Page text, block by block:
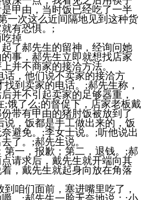
甲由，当时饭已经吃了一半
一次这么近间隔地见到这种货
有恐惧。;
掉
郝先生的留神，经询问她
事，郝先生立即就想找店家
并不商家的接洽方法。
，他们说不卖家的接洽方
到卖家的电话。;郝先生称，
并不引起卖家的足够器重，
;饿了么;的督促下，店家老板戴
带有甲由的猪肘饭被放到了
，饭都是手工做出来的，饭
避免。;李女士说。;听他说出
了。;郝先生说。
一，报歉；第二，退钱。;郝
请求后，戴先生就开端向其
，戴先生就起身向放在角落
咱们面前，塞进嘴里吃了，